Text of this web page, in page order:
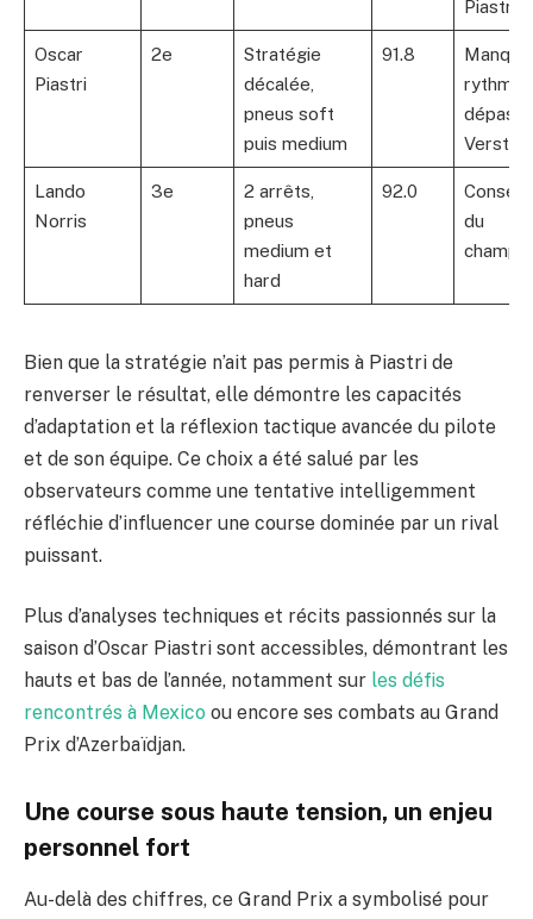
Piastri
Oscar
Piastri
2e
Stratégie
décalée,
pneus soft
puis medium
91.8
rythme
Lando
Norris
3e
2 arrêts,
pneus
medium et
hard
92.0
du
Bien que la stratégie n’ait pas permis à Piastri de
renverser le résultat, elle démontre les capacités
d’adaptation et la réflexion tactique avancée du pilote
et de son équipe. Ce choix a été salué par les
observateurs comme une tentative intelligemment
réfléchie d’influencer une course dominée par un rival
puissant.
Plus d’analyses techniques et récits passionnés sur la
saison d’Oscar Piastri sont accessibles, démontrant les
hauts et bas de l’année, notamment sur les défis
rencontrés à Mexico ou encore ses combats au Grand
Prix d’Azerbaïdjan.
Une course sous haute tension, un enjeu
personnel fort
Au-delà des chiffres, ce Grand Prix a symbolisé pour